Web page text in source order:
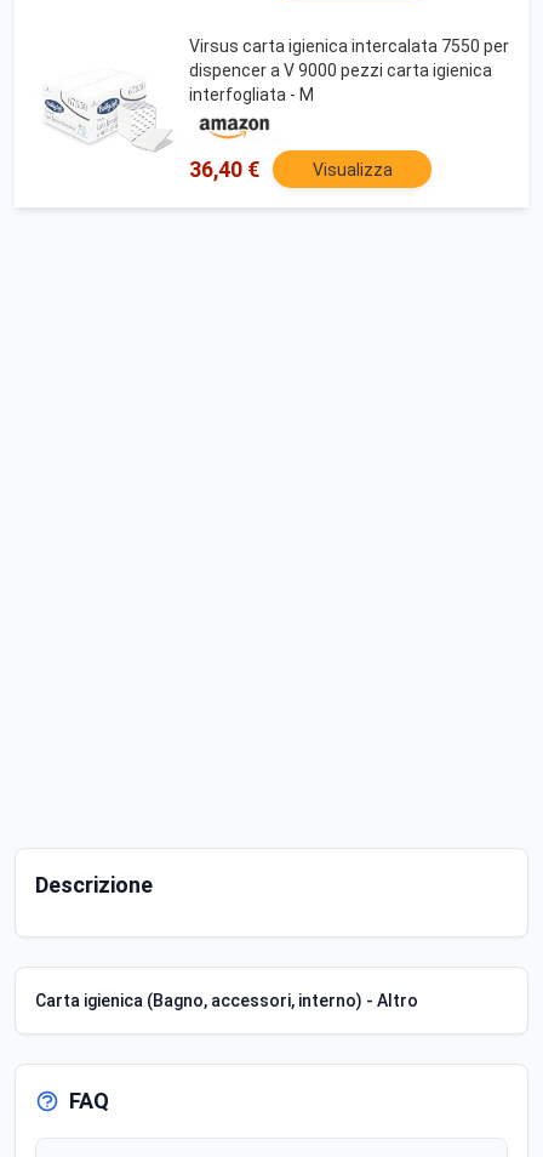
Virsus carta igienica intercalata 7550 per
dispencer a V 9000 pezzi carta igienica
interfogliata - M
36,40 € Visualizza
Descrizione
Carta igienica (Bagno, accessori, interno) - Altro
FAQ